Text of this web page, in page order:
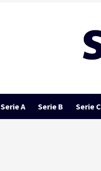
Serie A Serie B Serie C